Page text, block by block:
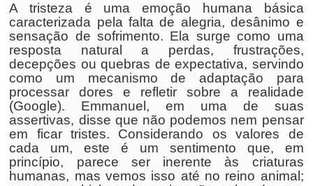
A tristeza é uma emoção humana básica
caracterizada pela falta de alegria, desânimo e
sensação de sofrimento. Ela surge como uma
resposta natural a perdas, frustrações,
decepções ou quebras de expectativa, servindo
como um mecanismo de adaptação para
processar dores e refletir sobre a realidade
(Google). Emmanuel, em uma de suas
assertivas, disse que não podemos nem pensar
em ficar tristes. Considerando os valores de
cada um, este é um sentimento que, em
princípio, parece ser inerente às criaturas
humanas, mas vemos isso até no reino animal;